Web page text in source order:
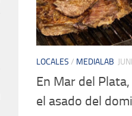
LOCALES / MEDIALAB
En Mar del
el asado del